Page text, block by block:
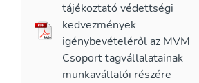
tájékoztató védettségi
kedvezmények
igénybevételéről az MVM
Csoport tagvállalatainak
munkavállalói részére